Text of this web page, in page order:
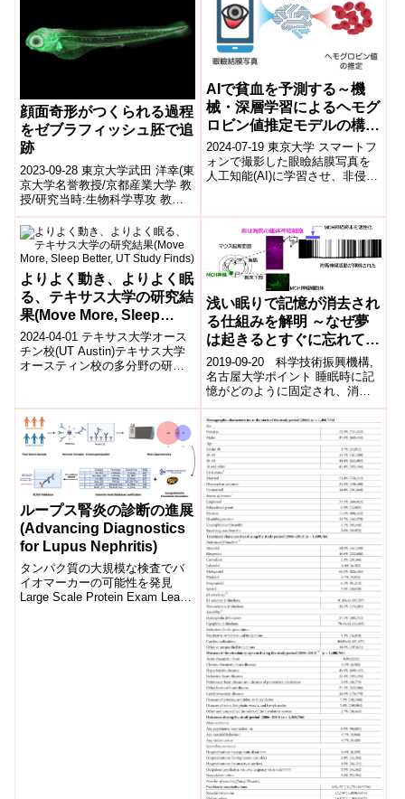
genes may be the cause)
顔面奇形がつくられる過程
をゼブラフィッシュ胚で追
跡
2023-09-28 東京大学武田 洋幸(東
京大学名誉教授/京都産業大学 教
授/研究当時:生物科学専攻 教授)
河西 通(生物科学専攻 客員共同
研究員/東京工業大...
AIで貧血を予測する～機
械・深層学習によるヘモグ
ロビン値推定モデルの構築
～
2024-07-19 東京大学 スマートフ
ォンで撮影した眼瞼結膜写真を
人工知能(AI)に学習させ、非侵襲
を...
よりよく動き、よりよく眠
る、テキサス大学の研究結
果(Move More, Sleep
Better, UT Study Finds)
2024-04-01 テキサス大学オース
チン校(UT Austin)テキサス大学
オースティン校の多分野の研究
浅い眠りで記憶が消去され
る仕組みを解明 ～なぜ夢
は起きるとすぐに忘れてし
まうのか～
2019-09-20 科学技術振興機構,
名古屋大学ポイント 睡眠時に記
憶がどのように固定され、消去
されるのかその仕組みはよく分
かっていなかった。 マウスを用
いた...
ループス腎炎の診断の進展
(Advancing Diagnostics
for Lupus Nephritis)
タンパク質の大規模な検査でバ
イオマーカーの可能性を発見
Large Scale Protein Exam Leads